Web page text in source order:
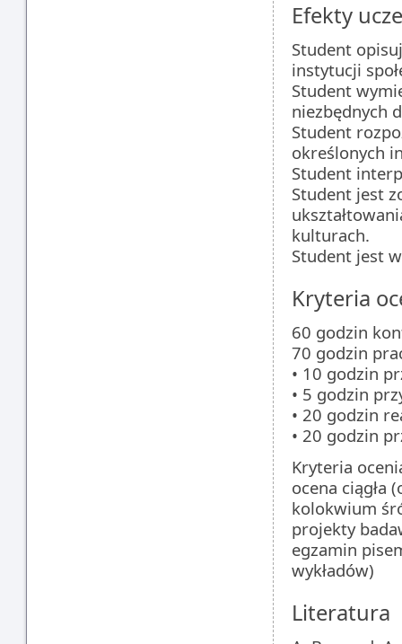
Efekty
Student
instytucji
Student
niezbędnych
Student
określonych
Student
Student jest
kulturach.
Student jest
Kryteria
60 godzin
70 godzin
• 10 godzin
• 5 godzin
• 20 godzin
• 20 godzin
Kryteria
ocena ciągła
kolokwium
projekty
egzamin
wykładów)
Literatura